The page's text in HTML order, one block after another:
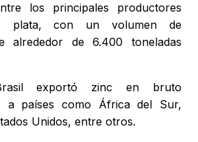
los principales productores
plata, con un volumen de
alrededor de 6.400 toneladas
exportó zinc en bruto
a países como África del Sur,
Unidos, entre otros.